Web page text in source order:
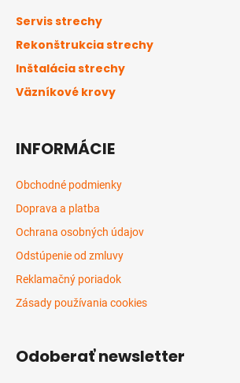
Servis strechy
Rekonštrukcia strechy
Inštalácia strechy
Väzníkové krovy
INFORMÁCIE
Obchodné podmienky
Doprava a platba
Ochrana osobných údajov
Odstúpenie od zmluvy
Reklamačný poriadok
Zásady používania cookies
Odoberať newsletter